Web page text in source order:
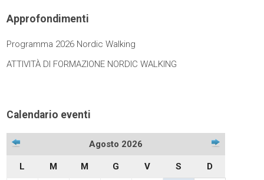
Approfondimenti
Programma 2026 Nordic Walking
ATTIVITÀ DI FORMAZIONE NORDIC WALKING
Calendario eventi
Agosto 2026
L M M G V S D